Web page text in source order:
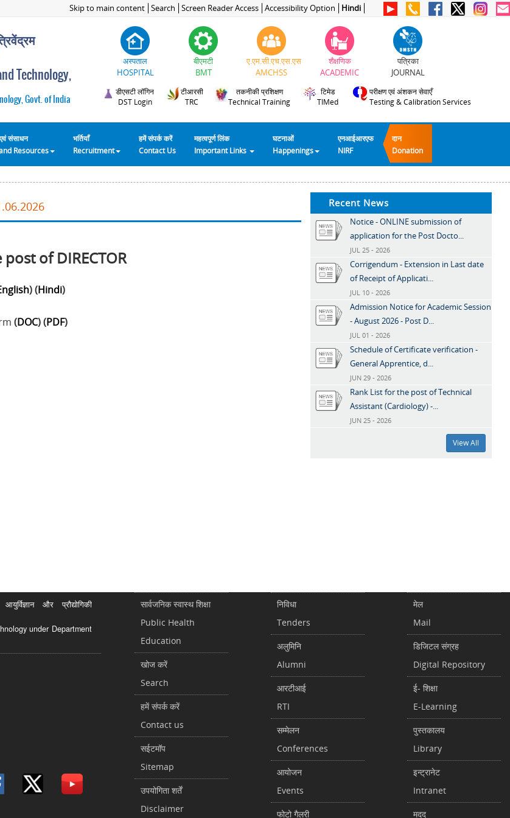
Skip to main content Search Screen Reader Access Accessibility Option Hindi
Technology,
Govt. of India
अस्पताल
HOSPITAL
बीएमटी
BMT
ए.एम.सी.एच.एस.एस
AMCHSS
शैक्षणिक
ACADEMIC
पत्रिका
JOURNAL
डीएसटी लॉगिन
DST Login
टीआरसी
TRC
तकनीकी प्रशिक्षण
Technical Training
टिमेड
TIMed
परीक्षण एवं अंशकन सेवाएँ
Testing & Calibration Services
संसाधन
Resources
भर्तियाँ
Recruitment
हमें संपर्क करें
Contact Us
महत्वपूर्ण लिंक
Important Links
घटनाओं
Happenings
एनआईआरएफ
NIRF
दान
Donation
of DIRECTOR
) (Hindi)
(DOC) (PDF)
Recent News
Notice - ONLINE submission of
application for the Post Docto...
JUL 25 - 2026
Corrigendum - Extension in Last date
of Receipt of Applicati...
JUL 10 - 2026
Admission Notice for Academic Session
- August 2026 - Post D...
JUL 01 - 2026
Schedule of Certificate verification -
General Apprentice, d...
JUN 29 - 2026
Rank List for the post of Technical
Assistant (Cardiology) -...
JUN 25 - 2026
View All
और प्रौद्योगिकी
under Department
सार्वजनिक स्वास्थ शिक्षा
Public Health
Education
खोज करें
Search
हमें संपर्क करें
Contact us
सईटमॉप
Sitemap
उपयोगिता शर्तें
Disclaimer
निविधा
Tenders
अलुमिनि
Alumni
आरटीआई
RTI
सम्मेलन
Conferences
आयोजन
Events
फोटो गैलरी
मेल
Mail
डिजिटल संग्रह
Digital Repository
ई- शिक्षा
E-Learning
पुस्तकालय
Library
इन्ट्रानेट
Intranet
मदद